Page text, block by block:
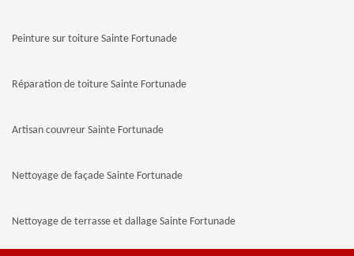
Peinture sur toiture Sainte Fortunade
Réparation de toiture Sainte Fortunade
Artisan couvreur Sainte Fortunade
Nettoyage de façade Sainte Fortunade
Nettoyage de terrasse et dallage Sainte Fortunade